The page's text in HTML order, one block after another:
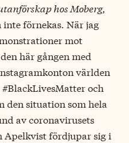
hos Moberg,
inte förnekas. När jag
mot
här gången med
världen
och
den situation som hela
av coronavirusets
Apelkvist fördjupar sig i